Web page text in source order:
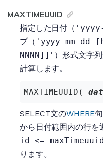
MAXTIMEUUID
指定した日付（
プ（ 'yyyy-mm-dd
NNNN]]' ）形式文字
計算します。
MAXTIMEUUID(
SELECT文のWHERE
から日付範囲内の行を
id <=
ります。